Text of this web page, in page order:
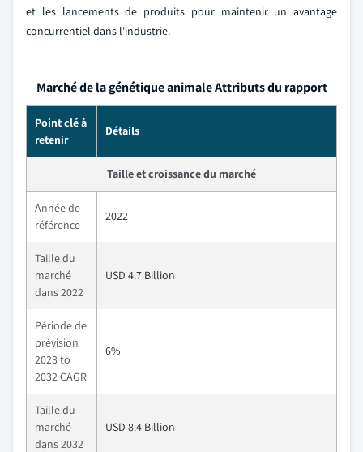
et les lancements de produits pour maintenir un avantage
concurrentiel dans l'industrie.
Marché de la génétique animale Attributs du rapport
Point clé à
retenir
Détails
Taille et croissance du marché
Année de
référence
2022
Taille du
marché
dans 2022
USD 4.7 Billion
Période de
prévision
2023 to
2032 CAGR
6%
Taille du
marché
dans 2032
USD 8.4 Billion